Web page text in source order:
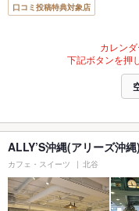
口コミ投稿特典対象店
カレン
下記ボタンを押
ALLY’S沖縄(アリーズ沖縄)
カフェ・スイーツ 北谷